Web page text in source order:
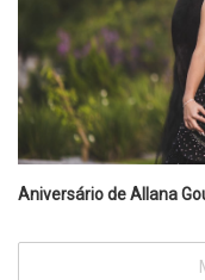
Aniversário de Allana